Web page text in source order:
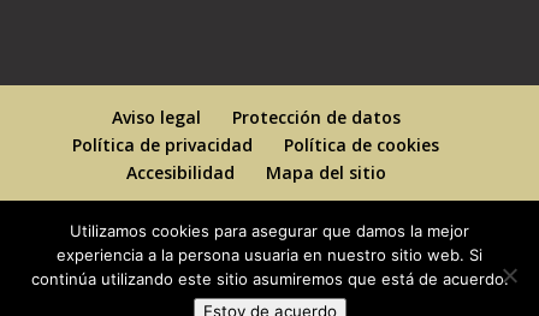
Aviso legal
Protección de datos
Política de privacidad
Política de cookies
Accesibilidad
Mapa del sitio
Designed ByElegant Themes| Powered By
Utilizamos cookies para asegurar que damos la mejor
experiencia a la persona usuaria en nuestro sitio web. Si
continúa utilizando este sitio asumiremos que está de acuerdo.
Estoy de acuerdo